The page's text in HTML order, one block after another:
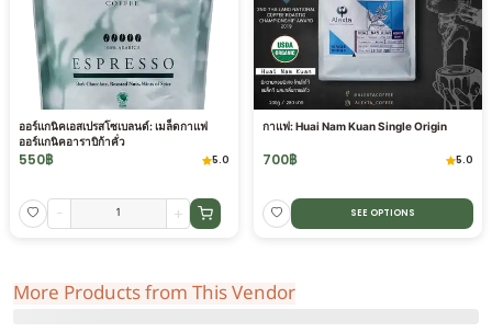
ออร์แกนิคเอสเปรสโซเบลนด์: เมล็ดกาแฟ
ออร์แกนิคอาราบิก้าคั่ว
550฿ 5.0
- +
กาแฟ: Huai Nam Kuan Single Origin
700฿ 5.0
SEE OPTIONS
More Products from This Vendor